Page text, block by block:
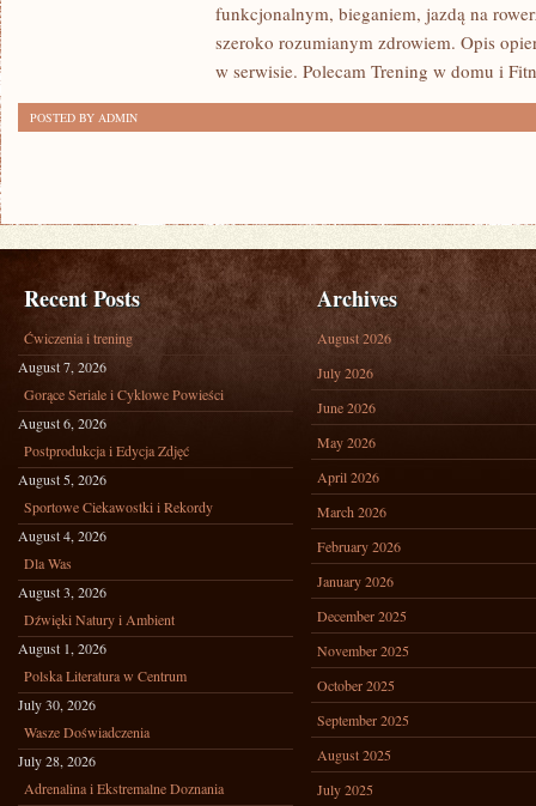
funkcjonalnym, bieganiem, jazdą na
szeroko rozumianym zdrowiem. Opis
w serwisie. Polecam Trening w domu i
POSTED BY ADMIN
Recent Posts
Ćwiczenia i trening
August 7, 2026
Gorące Seriale i Cyklowe Powieści
August 6, 2026
Postprodukcja i Edycja Zdjęć
August 5, 2026
Sportowe Ciekawostki i Rekordy
August 4, 2026
Dla Was
August 3, 2026
Dźwięki Natury i Ambient
August 1, 2026
Polska Literatura w Centrum
July 30, 2026
Wasze Doświadczenia
July 28, 2026
Adrenalina i Ekstremalne Doznania
Archives
August 2026
July 2026
June 2026
May 2026
April 2026
March 2026
February 2026
January 2026
December 2025
November 2025
October 2025
September 2025
August 2025
July 2025